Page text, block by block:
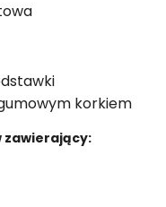
korkiem
zawierający: